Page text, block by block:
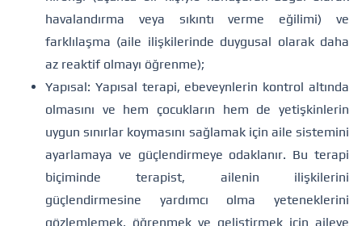
havalandırma veya sıkıntı verme eğilimi) ve
farklılaşma (aile ilişkilerinde duygusal olarak daha
az reaktif olmayı öğrenme);
Yapısal: Yapısal terapi, ebeveynlerin kontrol altında
olmasını ve hem çocukların hem de yetişkinlerin
uygun sınırlar koymasını sağlamak için aile sistemini
ayarlamaya ve güçlendirmeye odaklanır. Bu terapi
biçiminde terapist, ailenin ilişkilerini
güçlendirmesine yardımcı olma yeteneklerini
gözlemlemek, öğrenmek ve geliştirmek için aileye